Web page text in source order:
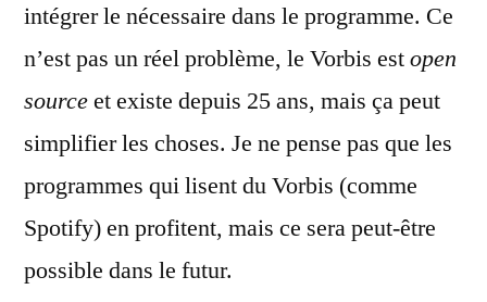
intégrer le nécessaire dans le programme. Ce
n’est pas un réel problème, le Vorbis estopen
sourceet existe depuis 25 ans, mais ça peut
simplifier les choses. Je ne pense pas que les
programmes qui lisent du Vorbis (comme
Spotify) en profitent, mais ce sera peut-être
possible dans le futur.